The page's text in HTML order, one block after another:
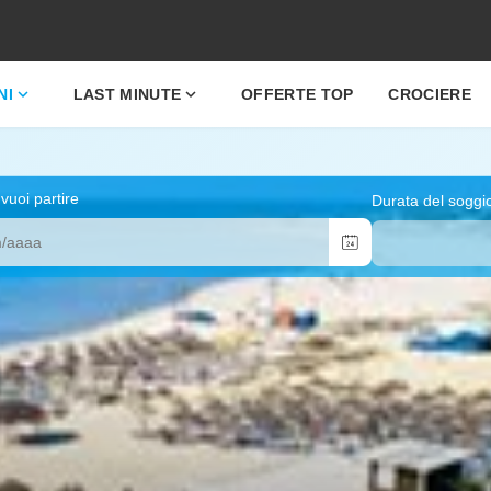
expand_more LAST MINUTE expand_more OFFERTE TOP CROCIERE
partire Durata del